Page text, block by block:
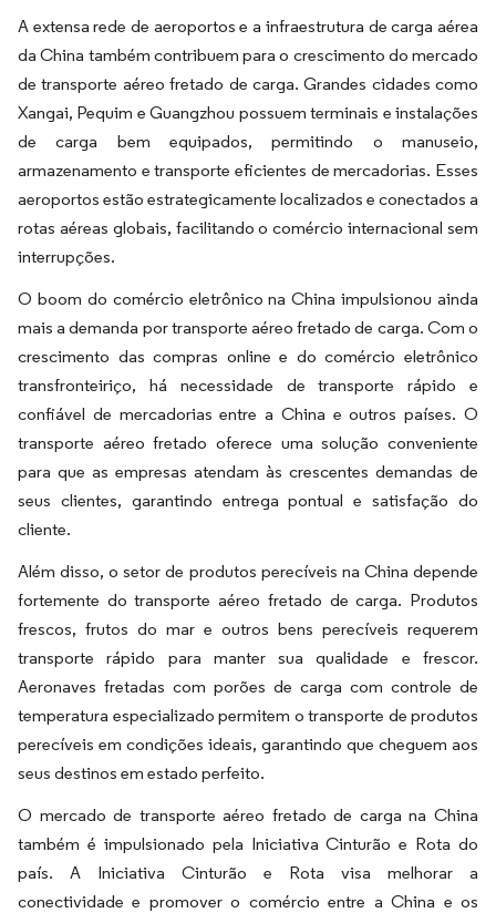
A extensa rede de aeroportos e a infraestrutura de carga aérea
da China também contribuem para o crescimento do mercado
de transporte aéreo fretado de carga. Grandes cidades como
Xangai, Pequim e Guangzhou possuem terminais e instalações
de carga bem equipados, permitindo o manuseio,
armazenamento e transporte eficientes de mercadorias. Esses
aeroportos estão estrategicamente localizados e conectados a
rotas aéreas globais, facilitando o comércio internacional sem
interrupções.
O boom do comércio eletrônico na China impulsionou ainda
mais a demanda por transporte aéreo fretado de carga. Com o
crescimento das compras online e do comércio eletrônico
transfronteiriço, há necessidade de transporte rápido e
confiável de mercadorias entre a China e outros países. O
transporte aéreo fretado oferece uma solução conveniente
para que as empresas atendam às crescentes demandas de
seus clientes, garantindo entrega pontual e satisfação do
cliente.
Além disso, o setor de produtos perecíveis na China depende
fortemente do transporte aéreo fretado de carga. Produtos
frescos, frutos do mar e outros bens perecíveis requerem
transporte rápido para manter sua qualidade e frescor.
Aeronaves fretadas com porões de carga com controle de
temperatura especializado permitem o transporte de produtos
perecíveis em condições ideais, garantindo que cheguem aos
seus destinos em estado perfeito.
O mercado de transporte aéreo fretado de carga na China
também é impulsionado pela Iniciativa Cinturão e Rota do
país. A Iniciativa Cinturão e Rota visa melhorar a
conectividade e promover o comércio entre a China e os